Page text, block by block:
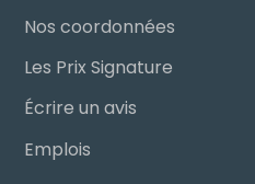
Nos coordonnées
Les Prix Signature
Écrire un avis
Emplois